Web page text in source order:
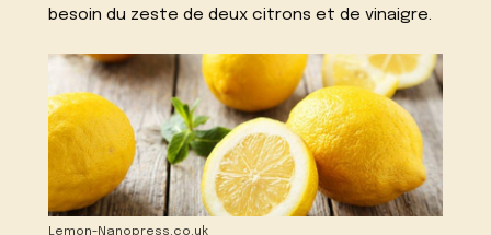
besoin du zeste de deux citrons et de vinaigre.
Lemon-Nanopress.co.uk